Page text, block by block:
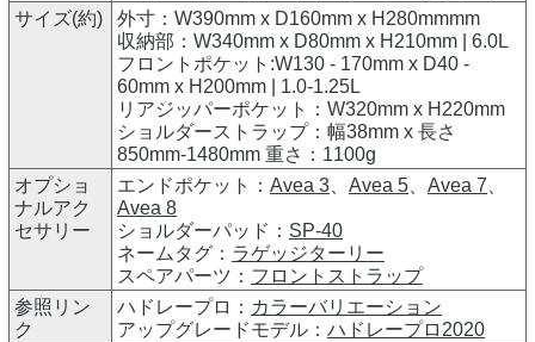
サイズ(約)
外寸：W390mm x D160mm x H280mmmm
収納部：W340mm x D80mm x H210mm | 6.0L
フロントポケット:W130 - 170mm x D40 -
60mm x H200mm | 1.0-1.25L
リアジッパーポケット：W320mm x H220mm
ショルダーストラップ：幅38mm x 長さ
850mm-1480mm 重さ：1100g
オプショ
ナルアク
セサリー
エンドポケット： Avea 3 Avea 5 Avea 7
Avea 8
ショルダーパッド： SP-40
ネームタグ： ラゲッジターリー
スペアパーツ： フロントストラップ
参照リン
ク
ハドレープロ： カラーバリエーション
アップグレードモデル： ハドレープロ2020